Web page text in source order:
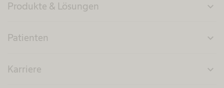
Produkte & Lösungen expand_more
Patienten expand_more
Karriere expand_more